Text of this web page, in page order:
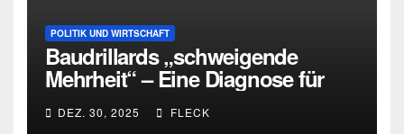
POLITIK UND WIRTSCHAFT
Baudrillards „schweigende
Mehrheit“ – Eine Diagnose für
heute
DEZ. 30, 2025 FLECK